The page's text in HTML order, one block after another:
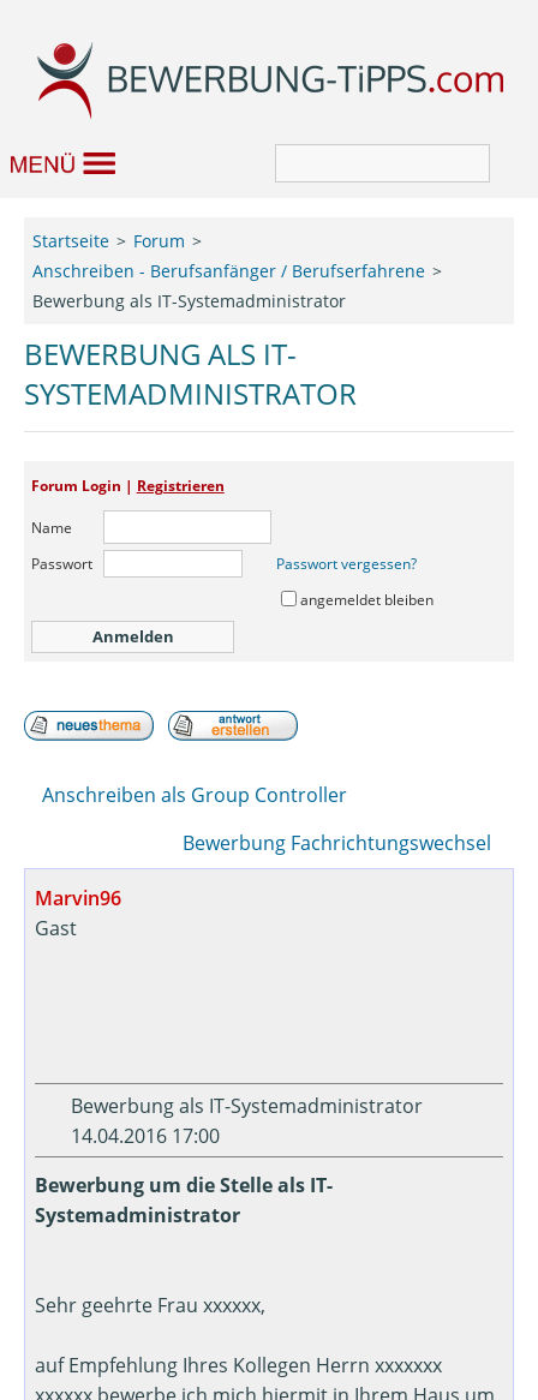
Job & Karriere
Forum
Startseite
Forum
Anschreiben - Berufsanfänger / Berufserfahrene
Bewerbung als IT-Systemadministrator
BEWERBUNG ALS IT-
SYSTEMADMINISTRATOR
Forum Login | Registrieren
Name
Passwort
Passwort vergessen?
angemeldet bleiben
Anschreiben als Group Controller
Bewerbung Fachrichtungswechsel
Marvin96
Gast
Bewerbung als IT-Systemadministrator
14.04.2016 17:00
Bewerbung um die Stelle als IT-
Systemadministrator
Sehr geehrte Frau xxxxxx,
auf Empfehlung Ihres Kollegen Herrn xxxxxxx